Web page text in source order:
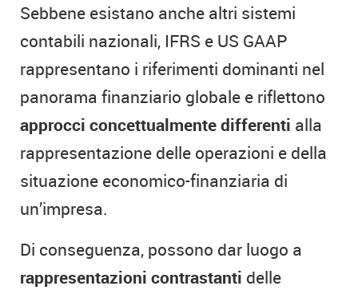
Sebbene esistano anche altri sistemi
contabili nazionali, IFRS e US GAAP
rappresentano i riferimenti dominanti nel
panorama finanziario globale e riflettono
approcci concettualmente differenti alla
rappresentazione delle operazioni e della
situazione economico-finanziaria di
un’impresa.
Di conseguenza, possono dar luogo a
rappresentazioni contrastanti delle